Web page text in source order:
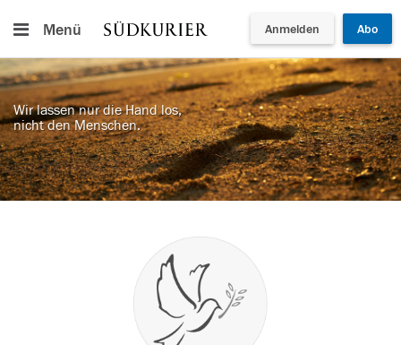
Menü Anmelden Abo
Wir lassen nur die Hand los,
nicht den Menschen.